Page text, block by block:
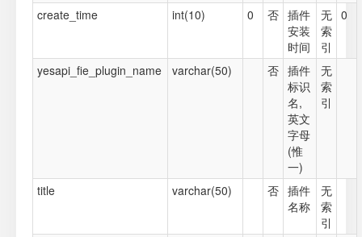
create_time int(10) 0 否 插件
安装
时间
无
索
引
0
yesapi_fie_plugin_name varchar(50) 否 插件
标识
名,
英文
字母
(惟
一)
无
索
引
title varchar(50) 否 插件
名称
无
索
引